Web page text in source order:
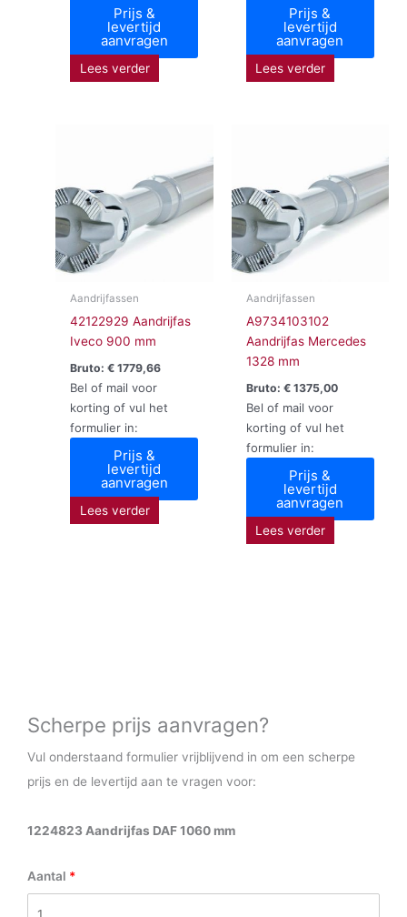
Prijs &
levertijd
aanvragen
Lees verder
Prijs &
levertijd
aanvragen
Lees verder
Aandrijfassen
42122929 Aandrijfas
Iveco 900 mm
Bruto:€ 1779,66
Bel of mail voor
korting of vul het
formulier in:
Prijs &
levertijd
aanvragen
Lees verder
Aandrijfassen
A9734103102
Aandrijfas Mercedes
1328 mm
Bruto: €1375,00
Bel of mail voor
korting of vul het
formulier in:
Prijs &
levertijd
aanvragen
Lees verder
Scherpe prijs aanvragen?
Vul onderstaand formulier vrijblijvend in om een scherpe
prijs en de levertijd aan te vragen voor:
1224823 Aandrijfas DAF 1060 mm
Aantal